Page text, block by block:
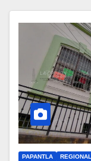
PAPANTLA REGIONAL